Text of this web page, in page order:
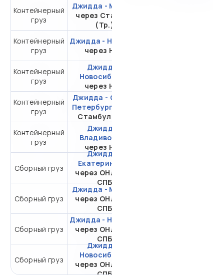
Контейнерный
груз
Джидда - Москва
через Стамбул
(Тр.)
Контейнерный
груз
Джидда - Находка
через НЛЭ
Контейнерный
груз
Джидда -
Новосибирск
через НЛЭ
Контейнерный
груз
Джидда - Санкт-
Петербург
Стамбул (Тр.)
Контейнерный
груз
Джидда -
Владивосток
через НЛЭ
Сборный груз
Джидда -
Екатеринбург
через ОНЛ-ЗНК
СПБ
Сборный груз
Джидда - Москва
через ОНЛ-ЗНК
СПБ
Сборный груз
Джидда - Находка
через ОНЛ-ЗНК
СПБ
Сборный груз
Джидда -
Новосибирск
через ОНЛ-ЗНК
СПБ